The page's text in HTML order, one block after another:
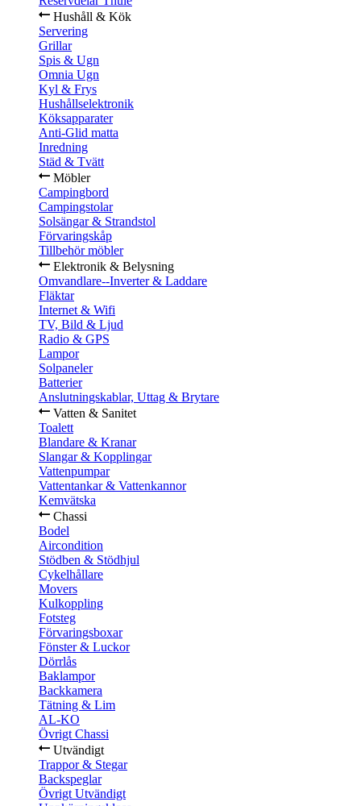
Hushåll & Kök
Servering
Grillar
Spis & Ugn
Omnia Ugn
Kyl & Frys
Hushållselektronik
Köksapparater
Anti-Glid matta
Inredning
Städ & Tvätt
Möbler
Campingbord
Campingstolar
Solsängar & Strandstol
Förvaringskåp
Tillbehör möbler
Elektronik & Belysning
Omvandlare--Inverter & Laddare
Fläktar
Internet & Wifi
TV, Bild & Ljud
Radio & GPS
Lampor
Solpaneler
Batterier
Anslutningskablar, Uttag & Brytare
Vatten & Sanitet
Toalett
Blandare & Kranar
Slangar & Kopplingar
Vattenpumpar
Vattentankar & Vattenkannor
Kemvätska
Chassi
Bodel
Aircondition
Stödben & Stödhjul
Cykelhållare
Movers
Kulkoppling
Fotsteg
Förvaringsboxar
Fönster & Luckor
Dörrlås
Baklampor
Backkamera
Tätning & Lim
AL-KO
Övrigt Chassi
Utvändigt
Trappor & Stegar
Backspeglar
Övrigt Utvändigt